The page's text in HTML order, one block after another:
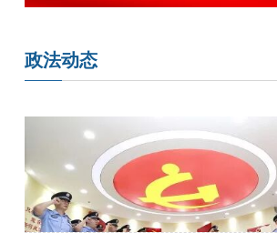
政法动态